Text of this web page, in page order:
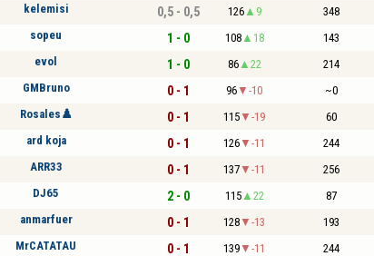
kelemisi 0,5 - 0,5 126 9 348
sopeu 1 - 0 108 18 143
evol 1 - 0 86 22 214
GMBruno 0 - 1 96 -10 ~0
Rosales♟️ 0 - 1 115 -19 60
ard koja 0 - 1 126 -11 244
ARR33 0 - 1 137 -11 256
DJ65 2 - 0 115 22 87
anmarfuer 0 - 1 128 -13 193
MrCATATAU 0 - 1 139 -11 244